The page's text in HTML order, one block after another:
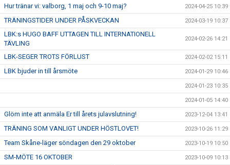
Hur tränar vi: valborg, 1 maj och 9-10 maj? 2024-04-25 10:39
TRÄNINGSTIDER UNDER PÅSKVECKAN 2024-03-19 10:37
LBK:s HUGO BAFF UTTAGEN TILL INTERNATIONELL
TÄVLING
2024-02-26 14:21
LBK-SEGER TROTS FÖRLUST 2024-02-02 15:11
LBK bjuder in till årsmöte 2024-01-29 10:46
2024-01-23 10:35
2024-01-05 14:40
Glöm inte att anmäla Er till årets julavslutning! 2023-12-04 13:41
TRÄNING SOM VANLIGT UNDER HÖSTLOVET! 2023-10-26 11:29
Team Skåne-läger söndagen den 29 oktober 2023-10-19 10:50
SM-MÖTE 16 OKTOBER 2023-10-09 10:13